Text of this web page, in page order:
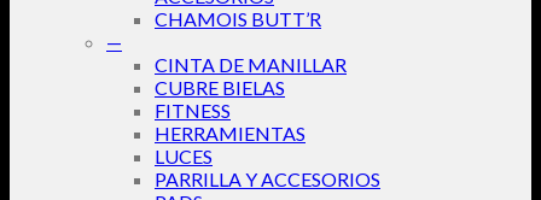
CHAMOIS BUTT’R
—
CINTA DE MANILLAR
CUBRE BIELAS
FITNESS
HERRAMIENTAS
LUCES
PARRILLA Y ACCESORIOS